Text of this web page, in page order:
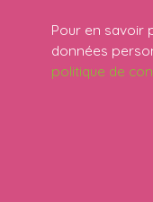
Pour en savoir
données
politique de